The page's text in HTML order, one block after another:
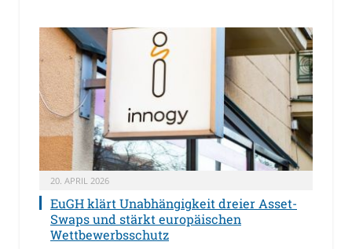
20. APRIL 2026
EuGH klärt Unabhängigkeit dreier Asset-
Swaps und stärkt europäischen
Wettbewerbsschutz